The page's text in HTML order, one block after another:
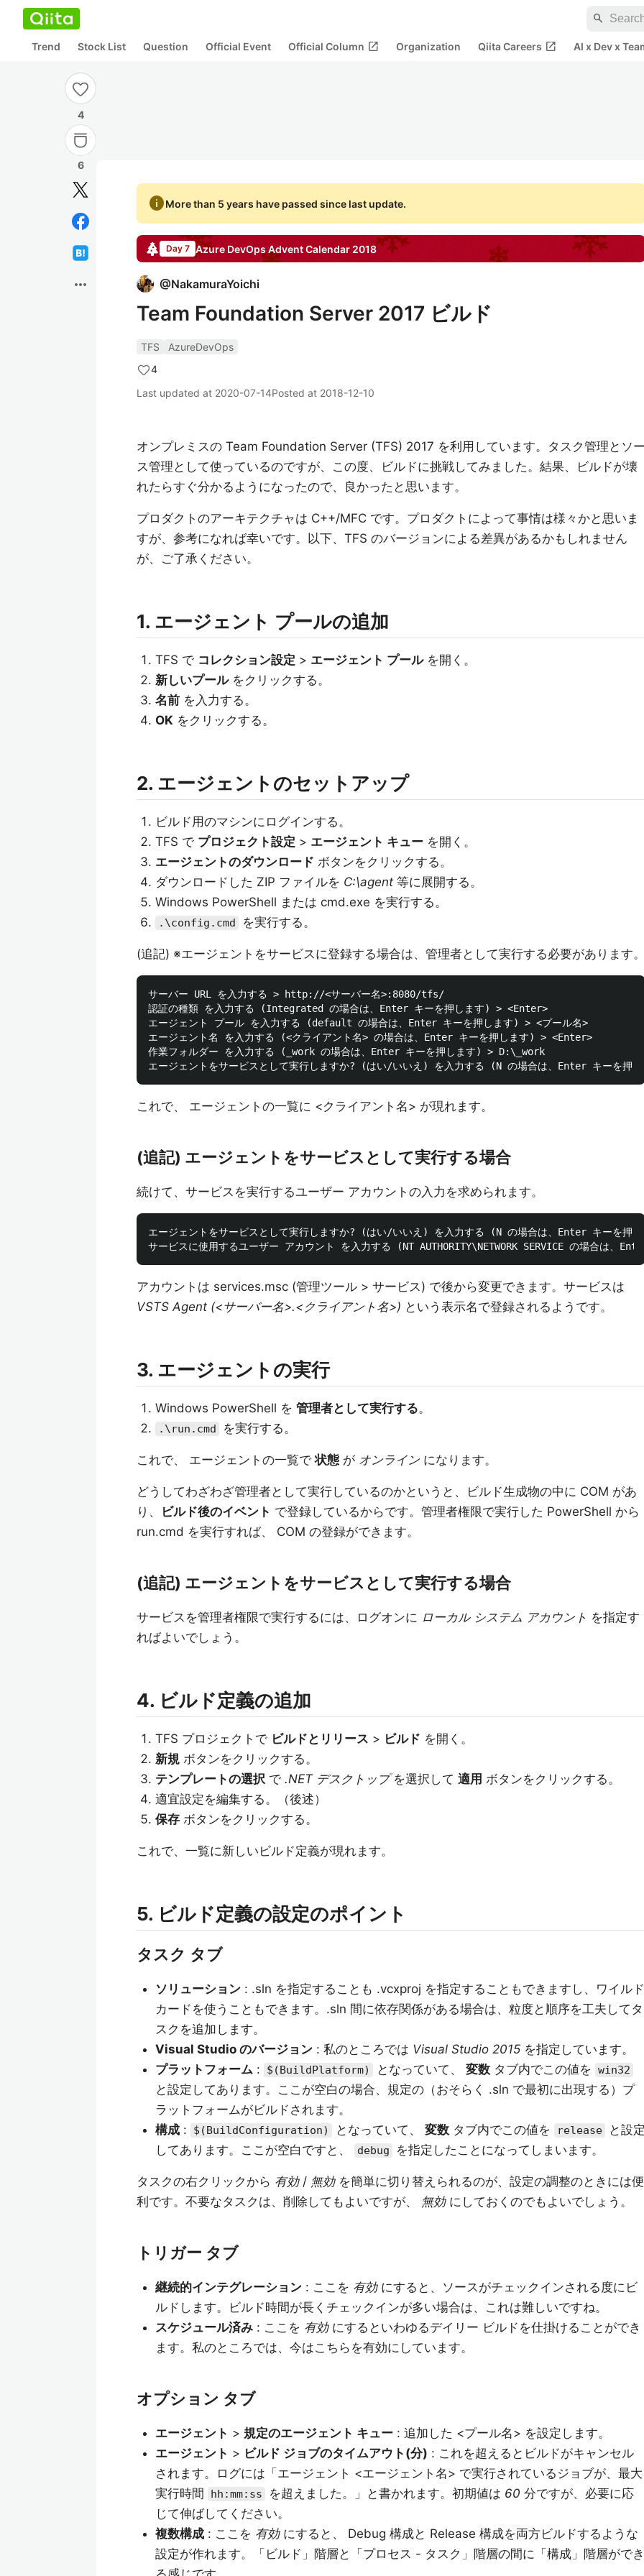
search
Trend Stock List Question Official Event Official Column open_in_new Organization Qiita Careers open_in_new AI x Dev x
4
6
more_horiz
infoMore than 5 years have passed since last update.
Day 7 Azure DevOps Advent Calendar 2018
@NakamuraYoichi
Team Foundation Server 2017 ビルド
TFS
AzureDevOps
4
Last updated at 2020-07-14Posted at 2018-12-10
オンプレミスの Team Foundation Server (TFS) 2017 を利用しています。タスク管理とソ
ス管理として使っているのですが、この度、ビルドに挑戦してみました。結果、ビルドが壊
れたらすぐ分かるようになったので、良かったと思います。
プロダクトのアーキテクチャは C++/MFC です。プロダクトによって事情は様々かと思いま
すが、参考になれば幸いです。以下、TFS のバージョンによる差異があるかもしれません
が、ご了承ください。
1. エージェント プールの追加
TFS で コレクション設定 > エージェント プールを開く。
新しいプールをクリックする。
名前を入力する。
OKをクリックする。
2. エージェントのセットアップ
ビルド用のマシンにログインする。
TFS で プロジェクト設定 > エージェント キューを開く。
エージェントのダウンロード ボタンをクリックする。
ダウンロードした ZIP ファイルを C:\agent等に展開する。
Windows PowerShell または cmd.exe を実行する。
.\config.cmd を実行する。
(追記) ※エージェントをサービスに登録する場合は、管理者として実行する必要があります
サーバー URL を入力する > http://<サーバー名>:8080/tfs/
認証の種類 を入力する (Integrated の場合は、Enter キーを押します) > <Enter>
エージェント プール を入力する (default の場合は、Enter キーを押します) > <プール名>
エージェント名 を入力する (<クライアント名> の場合は、Enter キーを押します) > <Enter>
作業フォルダー を入力する (_work の場合は、Enter キーを押します) > D:\_work
これで、 エージェントの一覧に <クライアント名> が現れます。
(追記) エージェントをサービスとして実行する場合
続けて、サービスを実行するユーザー アカウントの入力を求められます。
エージェントをサービスとして実行しますか? (はい/いいえ) を入力する (N の場合は、Enter キーを押
アカウントは services.msc (管理ツール > サービス) で後から変更できます。サービスは
VSTS Agent (<サーバー名>.<クライアント名>) という表示名で登録されるようです。
3. エージェントの実行
Windows PowerShell を 管理者として実行する。
.\run.cmd を実行する。
これで、 エージェントの一覧で状態 が オンラインになります。
どうしてわざわざ管理者として実行しているのかというと、ビルド生成物の中に COM があ
り、
ビルド後のイベント で登録しているからです。管理者権限で実行した PowerShell から
run.cmd を実行すれば、 COM の登録ができます。
(追記) エージェントをサービスとして実行する場合
サービスを管理者権限で実行するには、ログオンに ローカル システム アカウント を指定す
ればよいでしょう。
4. ビルド定義の追加
TFS プロジェクトで ビルドとリリース > ビルド を開く。
新規ボタンをクリックする。
テンプレートの選択で .NET デスクトップを選択して 適用 ボタンをクリックする。
適宜設定を編集する。（後述）
保存ボタンをクリックする。
これで、一覧に新しいビルド定義が現れます。
5. ビルド定義の設定のポイント
タスク タブ
ソリューション: .sln を指定することも .vcxproj を指定することもできますし、ワイルド
カードを使うこともできます。.sln 間に依存関係がある場合は、粒度と順序を工夫してタ
スクを追加します。
Visual Studio のバージョン: 私のところでは Visual Studio 2015を指定しています。
プラットフォーム: $(BuildPlatform) となっていて、 変数タブ内でこの値を win32
と設定してあります。ここが空白の場合、規定の（おそらく .sln で最初に出現する）プ
ラットフォームがビルドされます。
構成: $(BuildConfiguration) となっていて、 変数タブ内でこの値を release
と設
してあります。ここが空白ですと、
debug を指定したことになってしまいます。
タスクの右クリックから 有効/ 無効を簡単に切り替えられるのが、設定の調整のときには便
利です。不要なタスクは、削除してもよいですが、 無効にしておくのでもよいでしょう。
トリガー タブ
継続的インテグレーション: ここを 有効にすると、ソースがチェックインされる度にビ
ルドします。ビルド時間が長くチェックインが多い場合は、これは難しいですね。
スケジュール済み: ここを 有効にするといわゆるデイリー ビルドを仕掛けることができ
ます。私のところでは、今はこちらを有効にしています。
オプション タブ
エージェント > 規定のエージェント キュー: 追加した <プール名> を設定します。
エージェント > ビルド ジョブのタイムアウト(分) : これを超えるとビルドがキャンセル
されます。ログには「エージェント <エージェント名> で実行されているジョブが、最大
実行時間
hh:mm:ss を超えました。」と書かれます。初期値は 60 分ですが、必要に応
じて伸ばしてください。
複数構成: ここを 有効にすると、 Debug 構成と Release 構成を両方ビルドするような
設定が作れます。「ビルド」階層と「プロセス - タスク」階層の間に「構成」階層ができ